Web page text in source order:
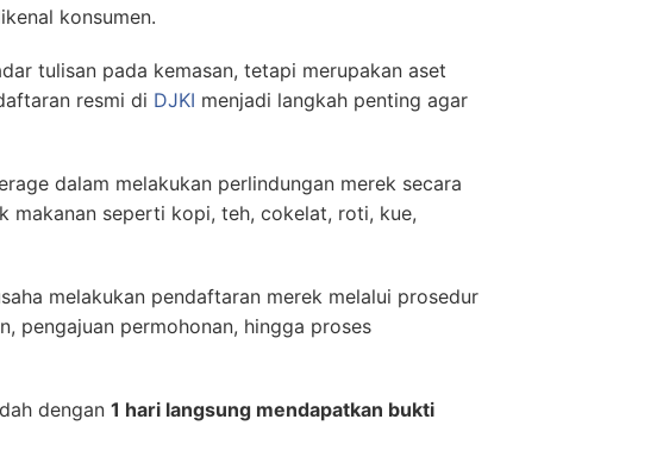
konsumen.
tulisan pada kemasan, tetapi merupakan aset
resmi di DJKI menjadi langkah penting agar
dalam melakukan perlindungan merek secara
makanan seperti kopi, teh, cokelat, roti, kue,
melakukan pendaftaran merek melalui prosedur
pengajuan permohonan, hingga proses
dengan 1 hari langsung mendapatkan bukti